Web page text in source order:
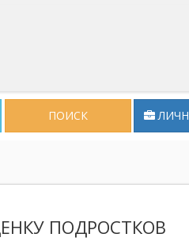
ПОИСК
ПОДРОСТКОВ